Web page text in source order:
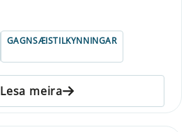
GAGNSÆISTILKYNNINGAR
Lesa meira